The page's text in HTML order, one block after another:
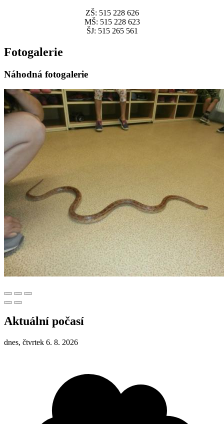
ZŠ: 515 228 626
MŠ: 515 228 623
ŠJ: 515 265 561
Fotogalerie
Náhodná fotogalerie
Aktuální počasí
dnes, čtvrtek 6. 8. 2026